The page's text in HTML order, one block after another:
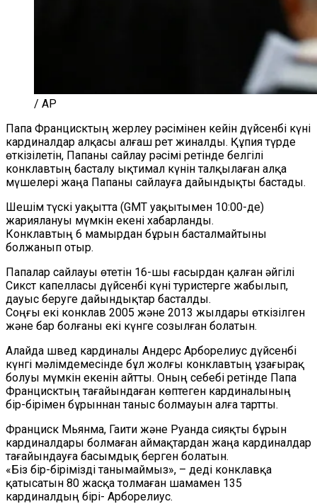
/ AP
Папа Францисктың жерлеу рәсімінен кейін дүйсенбі күні
кардиналдар алқасы алғаш рет жиналды. Құпия түрде
өткізілетін, Папаны сайлау рәсімі ретінде белгілі
конклавтың басталу ықтимал күнін талқылаған алқа
мүшелері жаңа Папаны сайлауға дайындықты бастады.
Шешім түскі уақытта (GMT уақытымен 10:00-де)
жариялануы мүмкін екені хабарланды.
Конклавтың 6 мамырдан бұрын басталмайтыны
болжанып отыр.
Папалар сайлауы өтетін 16-шы ғасырдан қалған әйгілі
Сикст капелласы дүйсенбі күні туристерге жабылып,
дауыс беруге дайындықтар басталды.
Соңғы екі конклав 2005 және 2013 жылдары өткізілген
және бар болғаны екі күнге созылған болатын.
Алайда швед кардиналы Андерс Арборелиус дүйсенбі
күнгі мәлімдемесінде бұл жолғы конклавтың ұзағырақ
болуы мүмкін екенін айтты. Оның себебі ретінде Папа
Францисктың тағайындаған көптеген кардиналының
бір-бірімен бұрыннан таныс болмауын алға тартты.
Франциск Мьянма, Гаити және Руанда сияқты бұрын
кардиналдары болмаған аймақтардан жаңа кардиналдар
тағайындауға басымдық берген болатын.
«Біз бір-бірімізді танымаймыз», – деді конклавқа
қатысатын 80 жасқа толмаған шамамен 135
кардиналдың бірі- Арборелиус.